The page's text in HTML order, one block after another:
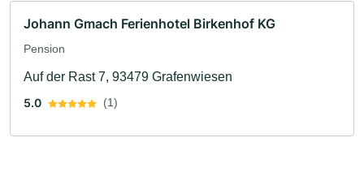
Johann Gmach Ferienhotel Birkenhof KG
Pension
Auf der Rast 7, 93479 Grafenwiesen
5.0
(1)